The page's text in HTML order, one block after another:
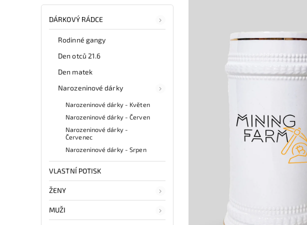
DÁRKOVÝ RÁDCE
Rodinné gangy
Den otců 21.6
Den matek
Narozeninové dárky
Narozeninové dárky - Květen
Narozeninové dárky - Červen
Narozeninové dárky -
Červenec
Narozeninové dárky - Srpen
VLASTNÍ POTISK
ŽENY
MUŽI